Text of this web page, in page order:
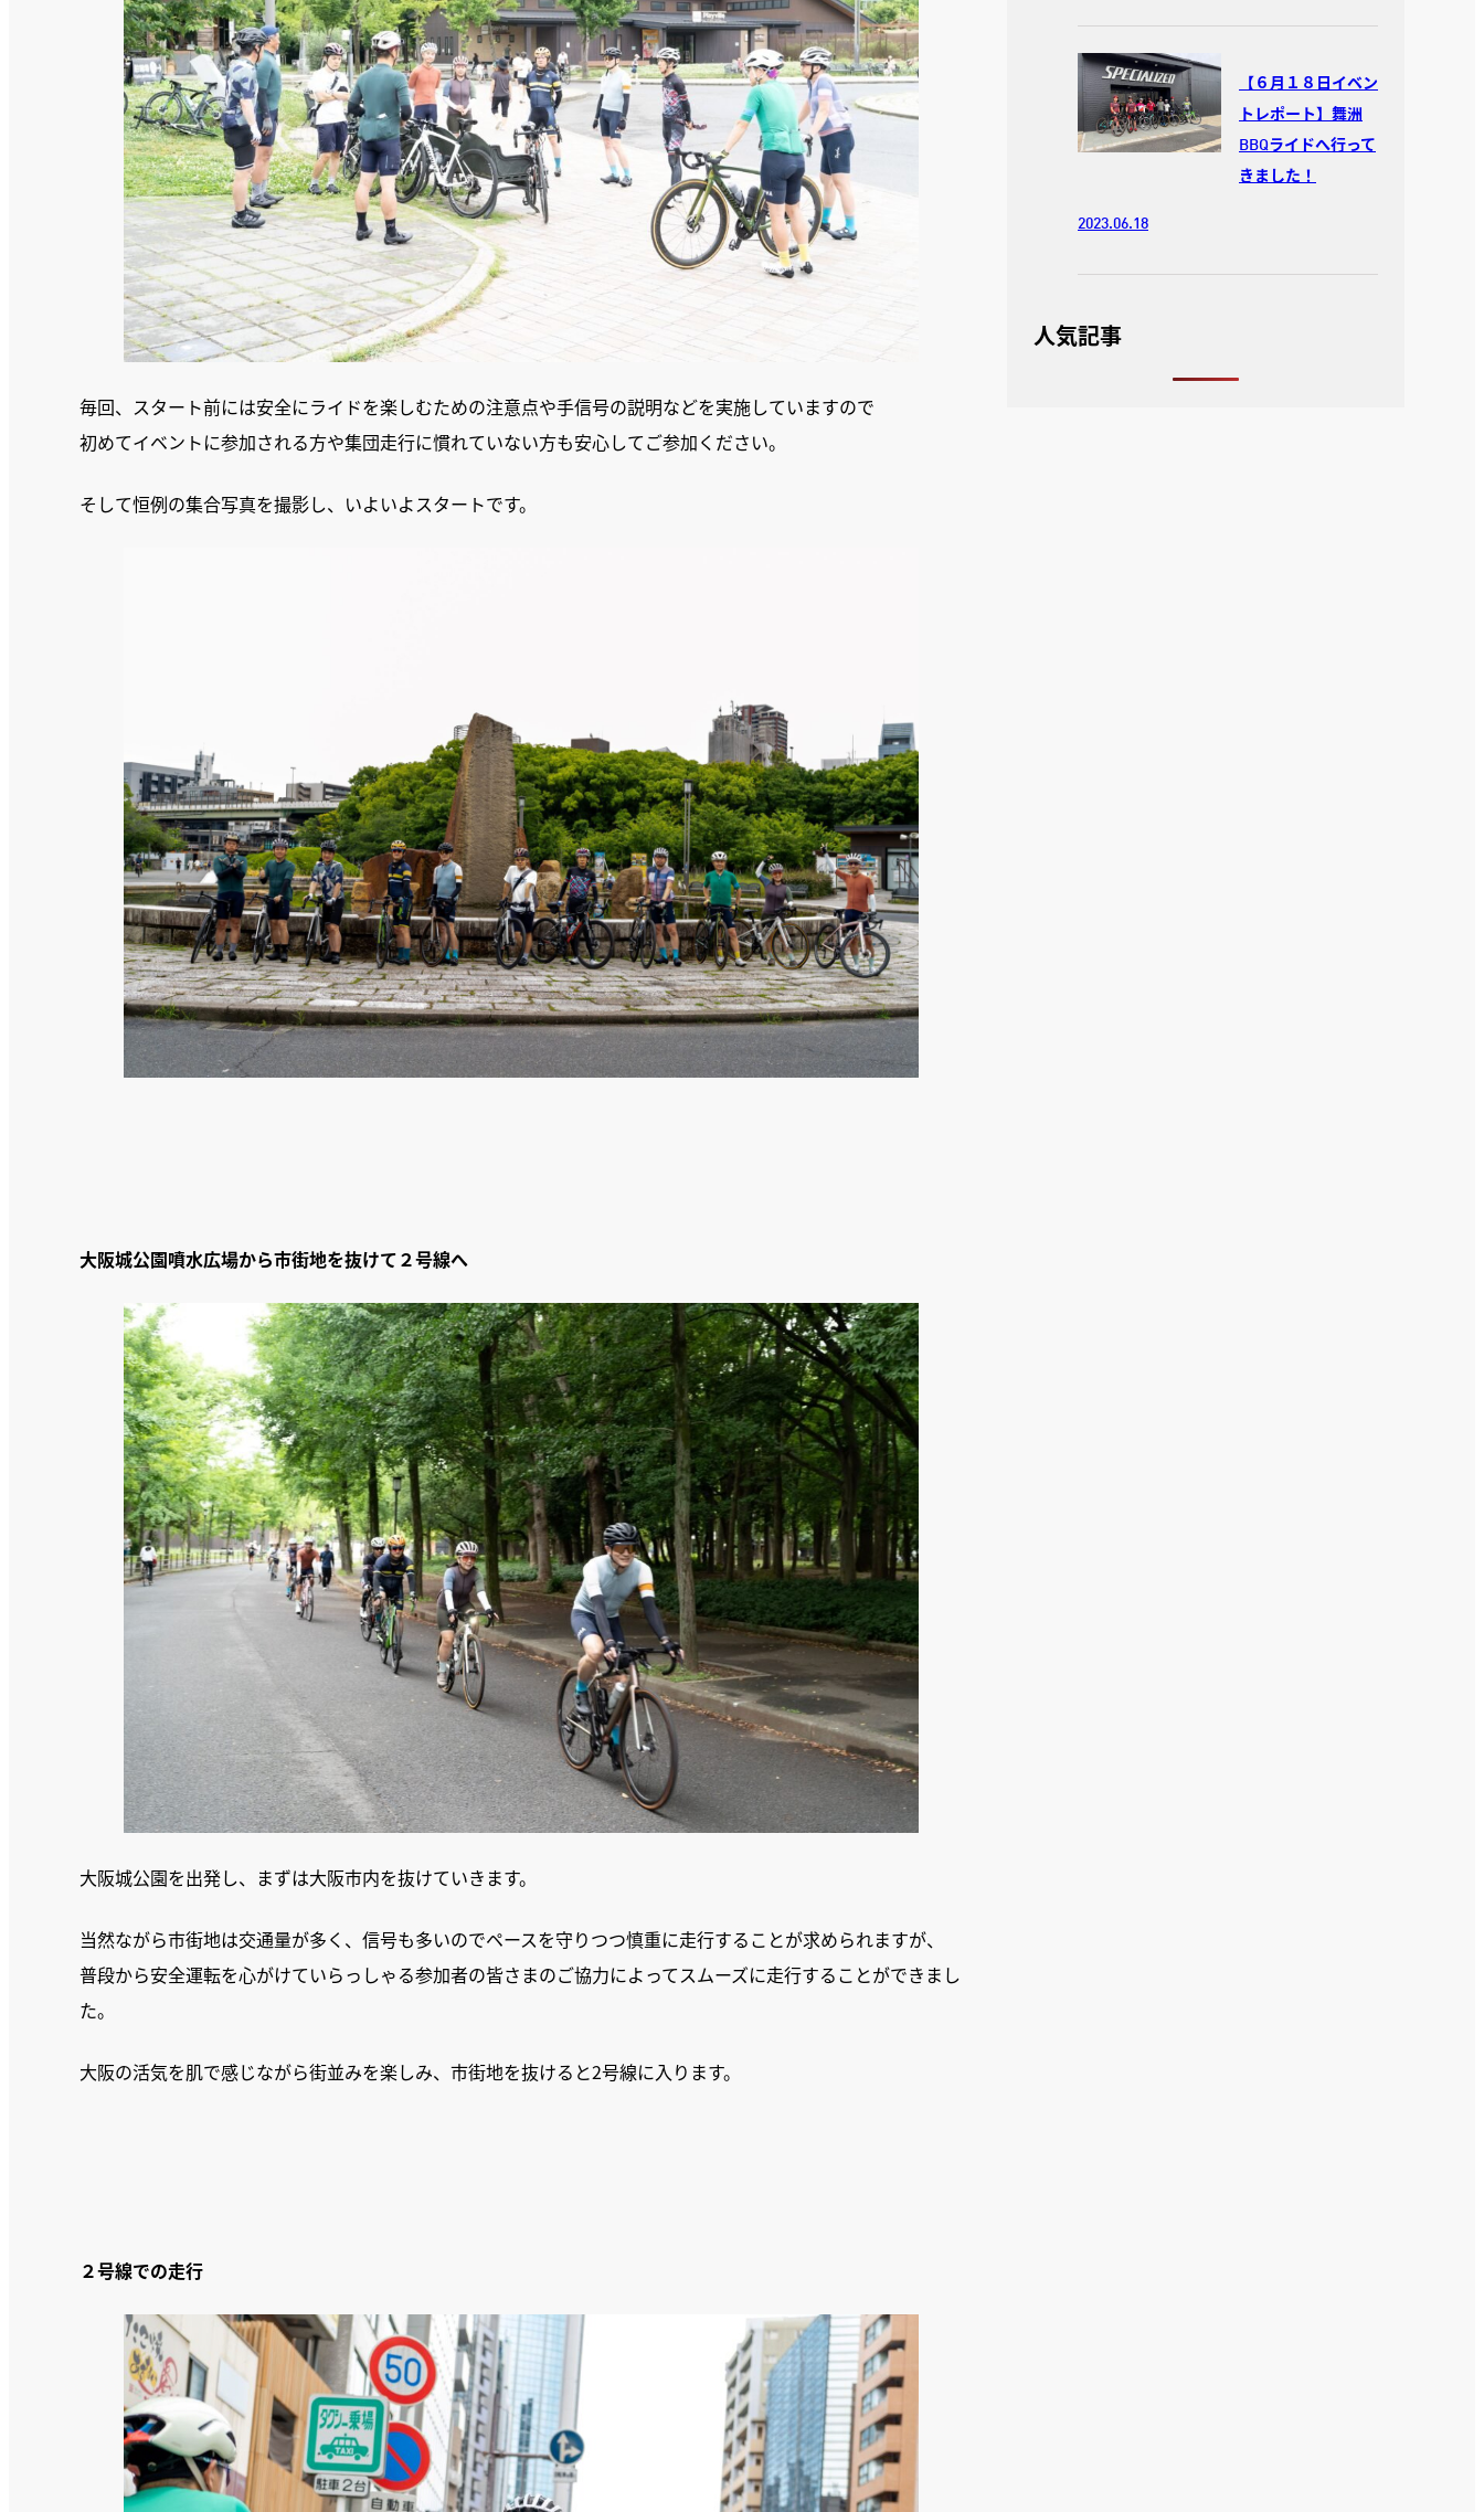
毎回、スタート前には安全にライドを楽しむための注意点や手信号の説明などを実施していますので
初めてイベントに参加される方や集団走行に慣れていない方も安心してご参加ください。
そして恒例の集合写真を撮影し、いよいよスタートです。
大阪城公園噴水広場から市街地を抜けて２号線へ
大阪城公園を出発し、まずは大阪市内を抜けていきます。
当然ながら市街地は交通量が多く、信号も多いのでペースを守りつつ慎重に走行することが求められますが、
普段から安全運転を心がけていらっしゃる参加者の皆さまのご協力によってスムーズに走行することができまし
た。
大阪の活気を肌で感じながら街並みを楽しみ、市街地を抜けると2号線に入ります。
２号線での走行
【６月１８日イベン
トレポート】舞洲
BBQライドへ行って
きました！
2023.06.18
人気記事